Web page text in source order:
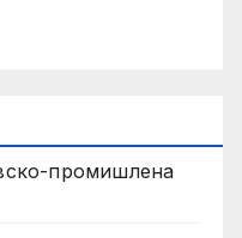
промишлена